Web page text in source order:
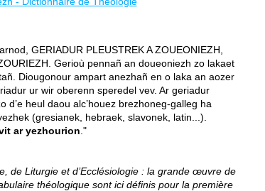
GERIADUR PLEUSTREK A ZOUEONIEZH,
Gerioù pennañ an doueoniezh zo lakaet
Diougonour ampart anezhañ en o laka an aozer
ur wir oberenn speredel vev. Ar geriadur
d’e heul daou alc’houez brezhoneg-galleg ha
(gresianek, hebraek, slavonek, latin...).
ar yezhourion ."
de Liturgie et d’Ecclésiologie : la grande œuvre de
théologique sont ici définis pour la première